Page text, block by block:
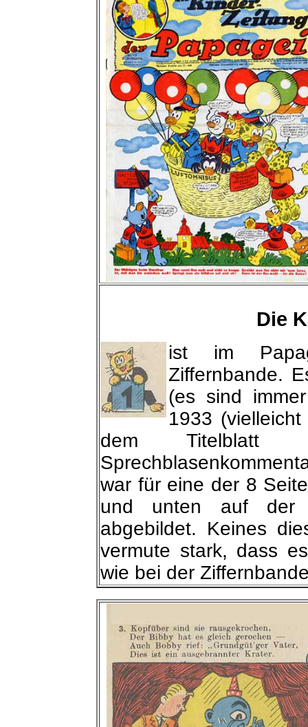
Die
ist im
Ziffernbande.
(es sind
1933
dem Titelblatt
war für eine der 8
und unten auf der
abgebildet. Keines
vermute stark, dass
wie bei der